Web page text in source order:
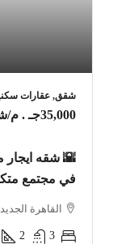
شقق, عقارات
35,000جـ . م /
🌇 شقه
في مجتمع
القاهرة
3
2